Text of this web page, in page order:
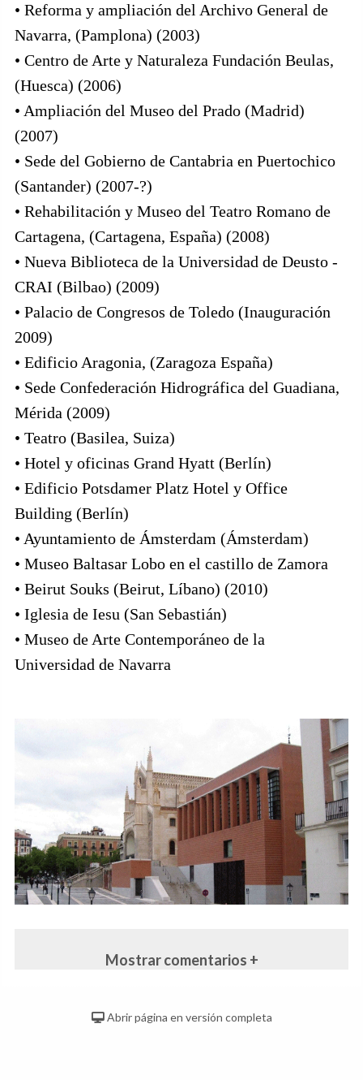
• Reforma y ampliación del Archivo General de
Navarra, (Pamplona) (2003)
• Centro de Arte y Naturaleza Fundación Beulas,
(Huesca) (2006)
• Ampliación del Museo del Prado (Madrid)
(2007)
• Sede del Gobierno de Cantabria en Puertochico
(Santander) (2007-?)
• Rehabilitación y Museo del Teatro Romano de
Cartagena, (Cartagena, España) (2008)
• Nueva Biblioteca de la Universidad de Deusto -
CRAI (Bilbao) (2009)
• Palacio de Congresos de Toledo (Inauguración
2009)
• Edificio Aragonia, (Zaragoza España)
• Sede Confederación Hidrográfica del Guadiana,
Mérida (2009)
• Teatro (Basilea, Suiza)
• Hotel y oficinas Grand Hyatt (Berlín)
• Edificio Potsdamer Platz Hotel y Office
Building (Berlín)
• Ayuntamiento de Ámsterdam (Ámsterdam)
• Museo Baltasar Lobo en el castillo de Zamora
• Beirut Souks (Beirut, Líbano) (2010)
• Iglesia de Iesu (San Sebastián)
• Museo de Arte Contemporáneo de la
Universidad de Navarra
Mostrar comentarios +
Abrir página en versión completa